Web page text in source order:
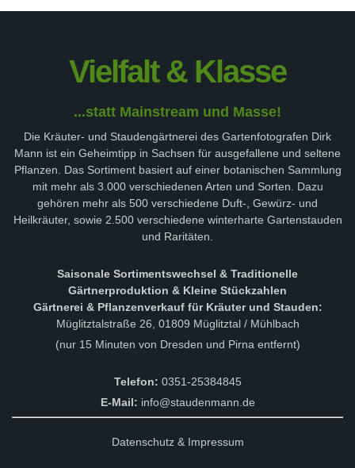
Vielfalt & Klasse
...statt Mainstream und Masse!
Die Kräuter- und Staudengärtnerei des Gartenfotografen Dirk
Mann ist ein Geheimtipp in Sachsen für ausgefallene und seltene
Pflanzen. Das Sortiment basiert auf einer botanischen Sammlung
mit mehr als 3.000 verschiedenen Arten und Sorten. Dazu
gehören mehr als 500 verschiedene Duft-, Gewürz- und
Heilkräuter, sowie 2.500 verschiedene winterharte Gartenstauden
und Raritäten.
Saisonale Sortimentswechsel & Traditionelle
Gärtnerproduktion & Kleine Stückzahlen
Gärtnerei & Pflanzenverkauf für Kräuter und Stauden:
Müglitztalstraße 26, 01809 Müglitztal / Mühlbach
(nur 15 Minuten von Dresden und Pirna entfernt)
Telefon: 0351-25384845
E-Mail: info@staudenmann.de
Datenschutz & Impressum